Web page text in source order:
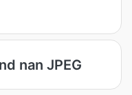
nan JPEG